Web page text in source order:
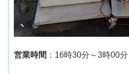
営業時間 ：16時30分～3時00分